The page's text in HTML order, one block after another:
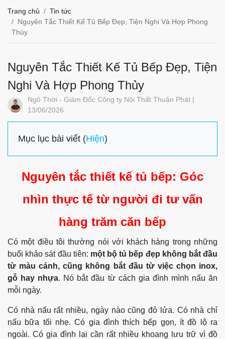
Trang chủ
Tin tức
Nguyên Tắc Thiết Kế Tủ Bếp Đẹp, Tiện Nghi Và Hợp Phong
Thủy
Nguyên Tắc Thiết Kế Tủ Bếp Đẹp, Tiện
Nghi Và Hợp Phong Thủy
Ngô Thời - Giám Đốc Công ty Nội Thất Thuận Phát |
13/06/2026
Mục lục bài viết (Hiện)
Nguyên tắc thiết kế tủ bếp: Góc
nhìn thực tế từ người đi tư vấn
hàng trăm căn bếp
Có một điều tôi thường nói với khách hàng trong những
buổi khảo sát đầu tiên: một bộ tủ bếp đẹp không bắt đầu
từ màu cánh, cũng không bắt đầu từ việc chọn inox,
gỗ hay nhựa. Nó bắt đầu từ cách gia đình mình nấu ăn
mỗi ngày.
Có nhà nấu rất nhiều, ngày nào cũng đỏ lửa. Có nhà chỉ
nấu bữa tối nhẹ. Có gia đình thích bếp gọn, ít đồ lộ ra
ngoài. Có gia đình lại cần rất nhiều khoang lưu trữ vì đồ